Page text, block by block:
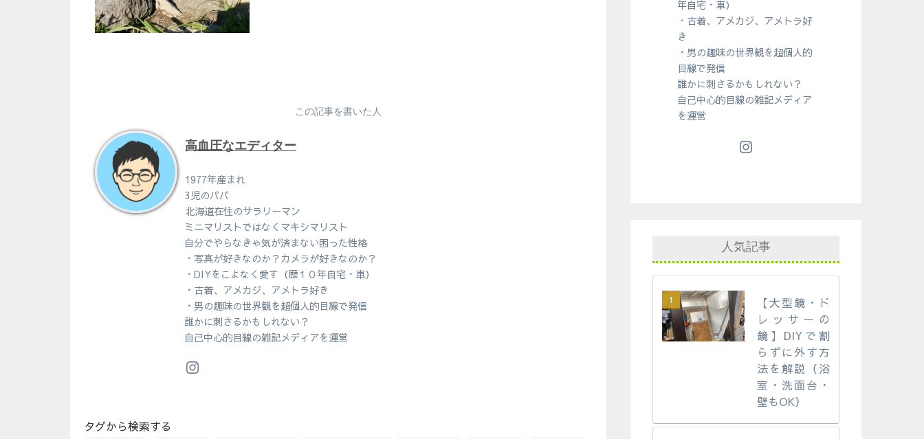
この記事を書いた人
高血圧なエディター
1977年産まれ
3児のパパ
北海道在住のサラリーマン
ミニマリストではなくマキシマリスト
自分でやらなきゃ気が済まない困った性格
・写真が好きなのか？カメラが好きなのか？
・DIYをこよなく愛す（歴１０年自宅・車）
・古着、アメカジ、アメトラ好き
・男の趣味の世界観を超個人的目線で発信
誰かに刺さるかもしれない？
自己中心的目線の雑記メディアを運営
タグから検索する
年自宅・車）
・古着、アメカジ、アメトラ好
き
・男の趣味の世界観を超個人的
目線で発信
誰かに刺さるかもしれない？
自己中心的目線の雑記メディア
を運営
人気記事
【大型鏡・ド
レッサーの
鏡】DIYで割
らずに外す方
法を解説（浴
室・洗面台・
壁もOK）